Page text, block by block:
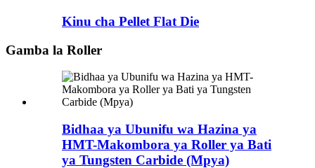
Kinu cha Pellet Flat Die
Gamba la Roller
Bidhaa ya Ubunifu wa Hazina ya
HMT-Makombora ya Roller ya Bati
ya Tungsten Carbide (Mpya)